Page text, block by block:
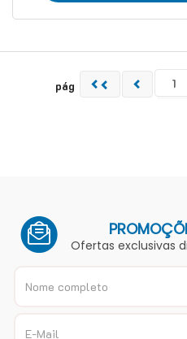
pág
Ofertas exclusivas